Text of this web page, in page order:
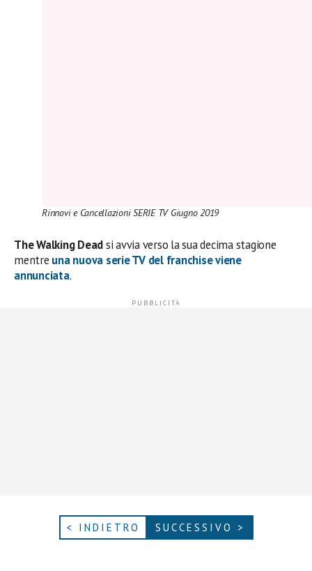
Rinnovi e Cancellazioni SERIE TV Giugno 2019
The Walking Deadsi avvia verso la sua decima stagione
mentre una nuova serie TV del franchise viene
annunciata.
< INDIETRO SUCCESSIVO >